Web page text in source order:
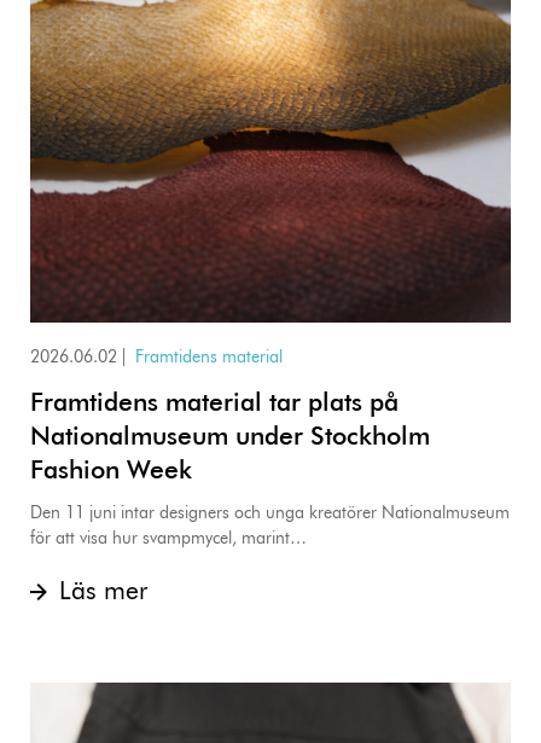
2026.06.02 Framtidens material
Framtidens material tar plats på
Nationalmuseum under Stockholm
Fashion Week
Den 11 juni intar designers och unga kreatörer Nationalmuseum
för att visa hur svampmycel, marint…
Läs mer